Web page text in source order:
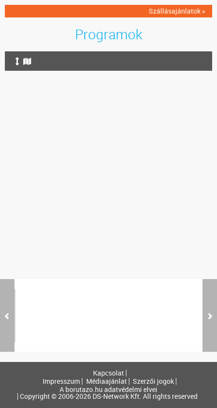
Szállásajánlatok »
Programok
Kapcsolat
Impresszum
Médiaajánlat
Szerzői jogok
A borutazo.hu adatvédelmi elvei
Copyright © 2006-2026 DS-Network Kft. All rights reserved